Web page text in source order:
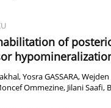
of
,Yosra GASSARA,
Ommezine, Jilani Saafi,